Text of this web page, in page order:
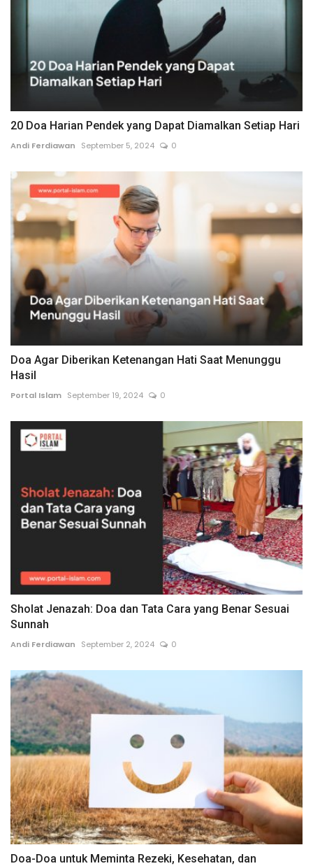
20 Doa Harian Pendek yang Dapat Diamalkan Setiap Hari
Andi Ferdiawan September 5, 2024 0
Doa Agar Diberikan Ketenangan Hati Saat Menunggu
Hasil
Portal Islam September 19, 2024 0
Sholat Jenazah: Doa dan Tata Cara yang Benar Sesuai
Sunnah
Andi Ferdiawan September 2, 2024 0
Doa-Doa untuk Meminta Rezeki, Kesehatan, dan